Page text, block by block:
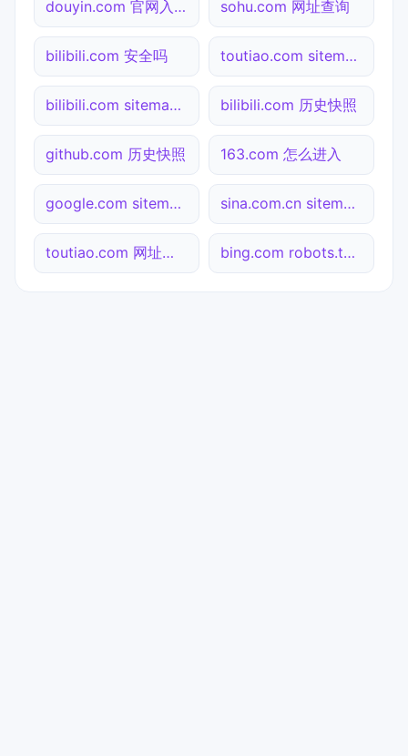
douyin.com 官网入口 sohu.com 网址查询
bilibili.com 安全吗 toutiao.com sitemap.xml检测
bilibili.com sitemap.xml检测 bilibili.com 历史快照
github.com 历史快照 163.com 怎么进入
google.com sitemap.xml检测 sina.com.cn sitemap.xml检测
toutiao.com 网址查询 bing.com robots.txt检测